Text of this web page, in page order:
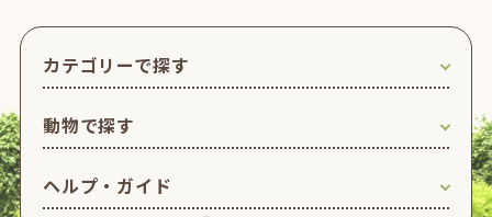
カテゴリーで探す
動物で探す
ヘルプ・ガイド